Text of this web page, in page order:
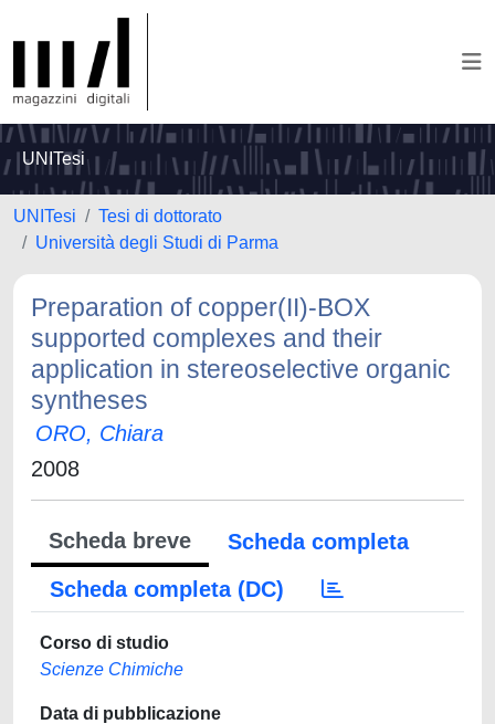
UNITesi
UNITesi
Tesi di dottorato
Università degli Studi di Parma
Preparation of copper(II)-BOX
supported complexes and their
application in stereoselective organic
syntheses
ORO, Chiara
2008
Scheda breve
Scheda completa
Scheda completa (DC)
Corso di studio
Scienze Chimiche
Data di pubblicazione